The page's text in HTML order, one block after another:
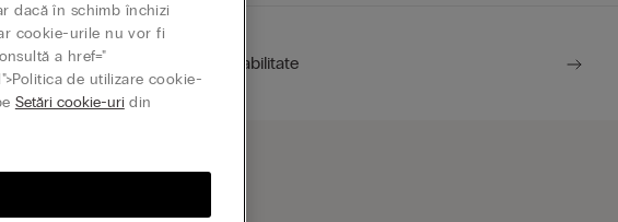
Sustenabilitate
dacă în schimb închizi
cookie-urile nu vor fi
a href="
de utilizare cookie-
Setări cookie-uridin